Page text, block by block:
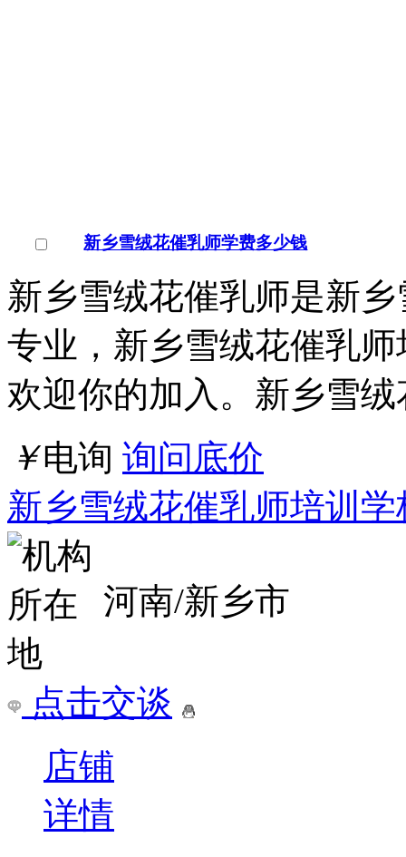
新乡雪绒花催乳师学费多少钱
新乡雪绒花催乳师是新
专业，新乡雪绒花催乳
欢迎你的加入。新乡雪绒
￥电询 询问底价
新乡雪绒花催乳师培训学
河南/新乡市
点击交谈
店铺
详情